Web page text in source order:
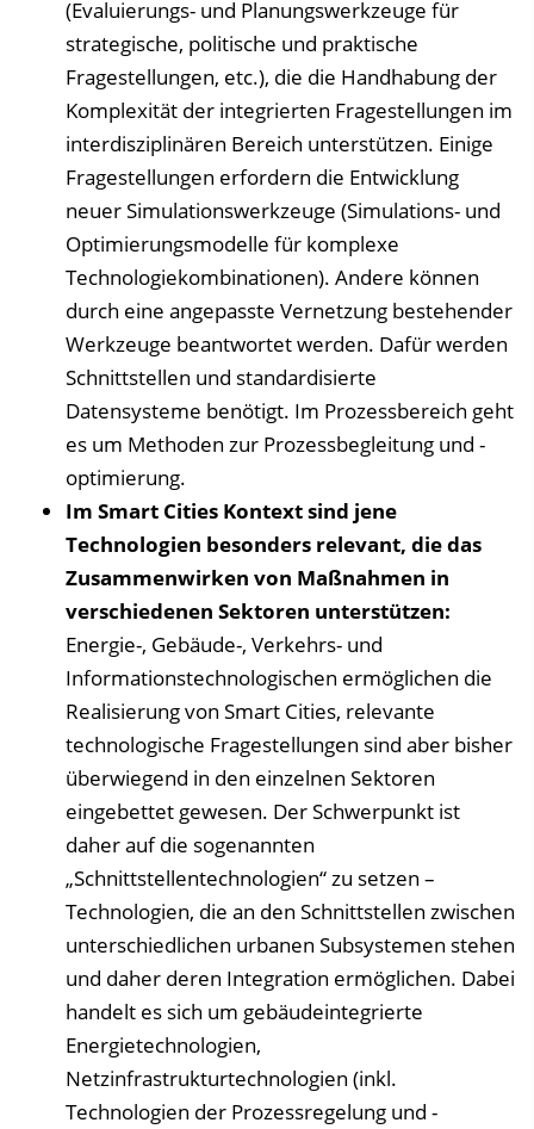
(Evaluierungs- und Planungswerkzeuge für
strategische, politische und praktische
Fragestellungen, etc.), die die Handhabung der
Komplexität der integrierten Fragestellungen im
interdisziplinären Bereich unterstützen. Einige
Fragestellungen erfordern die Entwicklung
neuer Simulationswerkzeuge (Simulations- und
Optimierungsmodelle für komplexe
Technologiekombinationen). Andere können
durch eine angepasste Vernetzung bestehender
Werkzeuge beantwortet werden. Dafür werden
Schnittstellen und standardisierte
Datensysteme benötigt. Im Prozessbereich geht
es um Methoden zur Prozessbegleitung und -
optimierung.
Im Smart Cities Kontext sind jene
Technologien besonders relevant, die das
Zusammenwirken von Maßnahmen in
verschiedenen Sektoren unterstützen:
Energie-, Gebäude-, Verkehrs- und
Informationstechnologischen ermöglichen die
Realisierung von Smart Cities, relevante
technologische Fragestellungen sind aber bisher
überwiegend in den einzelnen Sektoren
eingebettet gewesen. Der Schwerpunkt ist
daher auf die sogenannten
„Schnittstellentechnologien“ zu setzen –
Technologien, die an den Schnittstellen zwischen
unterschiedlichen urbanen Subsystemen stehen
und daher deren Integration ermöglichen. Dabei
handelt es sich um gebäudeintegrierte
Energietechnologien,
Netzinfrastrukturtechnologien (inkl.
Technologien der Prozessregelung und -